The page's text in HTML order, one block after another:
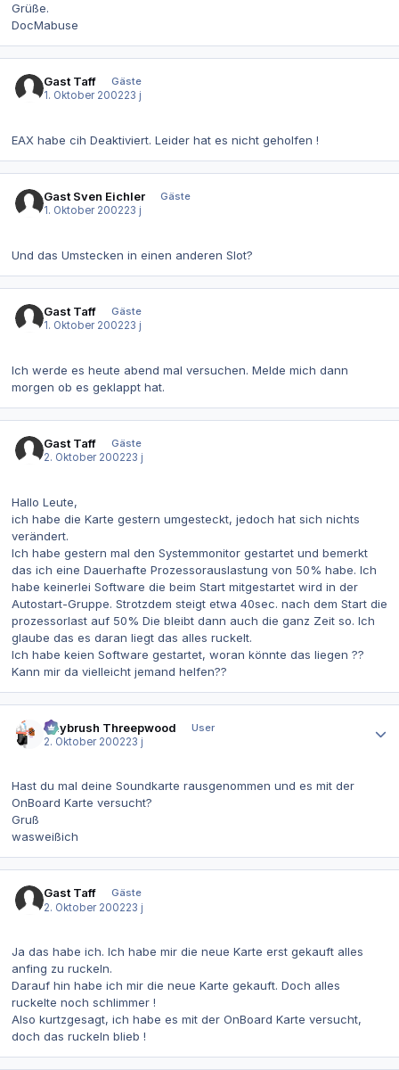
Grüße.
DocMabuse
Gast Taff
Gäste
1. Oktober 200223 j
EAX habe cih Deaktiviert. Leider hat es nicht geholfen !
Gast Sven Eichler
Gäste
1. Oktober 200223 j
Und das Umstecken in einen anderen Slot?
Gast Taff
Gäste
1. Oktober 200223 j
Ich werde es heute abend mal versuchen. Melde mich dann
morgen ob es geklappt hat.
Gast Taff
Gäste
2. Oktober 200223 j
Hallo Leute,
ich habe die Karte gestern umgesteckt, jedoch hat sich nichts
verändert.
Ich habe gestern mal den Systemmonitor gestartet und bemerkt
das ich eine Dauerhafte Prozessorauslastung von 50% habe. Ich
habe keinerlei Software die beim Start mitgestartet wird in der
Autostart-Gruppe. Strotzdem steigt etwa 40sec. nach dem Start die
prozessorlast auf 50% Die bleibt dann auch die ganz Zeit so. Ich
glaube das es daran liegt das alles ruckelt.
Ich habe keien Software gestartet, woran könnte das liegen ??
Kann mir da vielleicht jemand helfen??
Guybrush Threepwood
User
2. Oktober 200223 j
Hast du mal deine Soundkarte rausgenommen und es mit der
OnBoard Karte versucht?
Gruß
wasweißich
Gast Taff
Gäste
2. Oktober 200223 j
Ja das habe ich. Ich habe mir die neue Karte erst gekauft alles
anfing zu ruckeln.
Darauf hin habe ich mir die neue Karte gekauft. Doch alles
ruckelte noch schlimmer !
Also kurtzgesagt, ich habe es mit der OnBoard Karte versucht,
doch das ruckeln blieb !